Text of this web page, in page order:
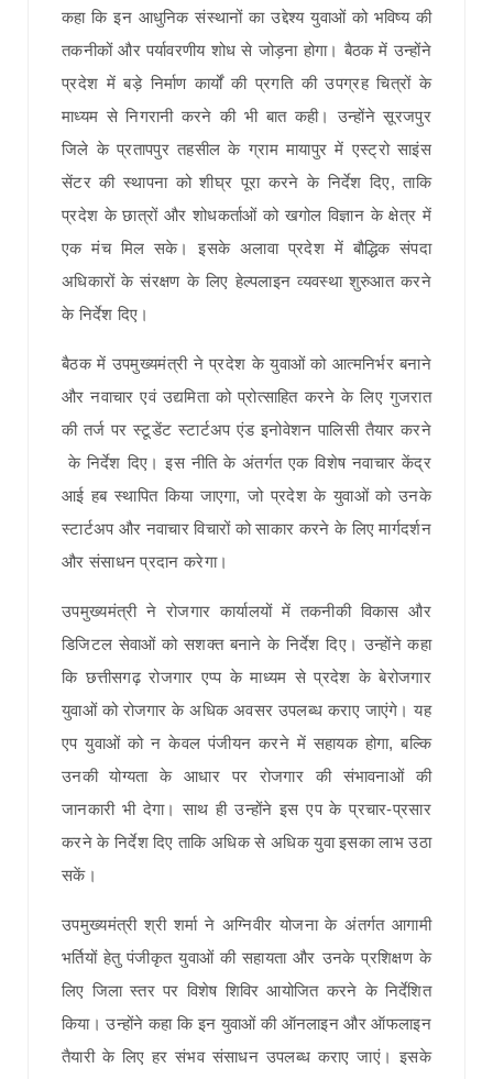
कहा कि इन आधुनिक संस्थानों का उद्देश्य युवाओं को भविष्य की
तकनीकों और पर्यावरणीय शोध से जोड़ना होगा। बैठक में उन्होंने
प्रदेश में बड़े निर्माण कार्यों की प्रगति की उपग्रह चित्रों के
माध्यम से निगरानी करने की भी बात कही। उन्होंने सूरजपुर
जिले के प्रतापपुर तहसील के ग्राम मायापुर में एस्ट्रो साइंस
सेंटर की स्थापना को शीघ्र पूरा करने के निर्देश दिए, ताकि
प्रदेश के छात्रों और शोधकर्ताओं को खगोल विज्ञान के क्षेत्र में
एक मंच मिल सके। इसके अलावा प्रदेश में बौद्धिक संपदा
अधिकारों के संरक्षण के लिए हेल्पलाइन व्यवस्था शुरुआत करने
के निर्देश दिए।
बैठक में उपमुख्यमंत्री ने प्रदेश के युवाओं को आत्मनिर्भर बनाने
और नवाचार एवं उद्यमिता को प्रोत्साहित करने के लिए गुजरात
की तर्ज पर स्टूडेंट स्टार्टअप एंड इनोवेशन पालिसी तैयार करने
के निर्देश दिए। इस नीति के अंतर्गत एक विशेष नवाचार केंद्र
आई हब स्थापित किया जाएगा, जो प्रदेश के युवाओं को उनके
स्टार्टअप और नवाचार विचारों को साकार करने के लिए मार्गदर्शन
और संसाधन प्रदान करेगा।
उपमुख्यमंत्री ने रोजगार कार्यालयों में तकनीकी विकास और
डिजिटल सेवाओं को सशक्त बनाने के निर्देश दिए। उन्होंने कहा
कि छत्तीसगढ़ रोजगार एप्प के माध्यम से प्रदेश के बेरोजगार
युवाओं को रोजगार के अधिक अवसर उपलब्ध कराए जाएंगे। यह
एप युवाओं को न केवल पंजीयन करने में सहायक होगा, बल्कि
उनकी योग्यता के आधार पर रोजगार की संभावनाओं की
जानकारी भी देगा। साथ ही उन्होंने इस एप के प्रचार-प्रसार
करने के निर्देश दिए ताकि अधिक से अधिक युवा इसका लाभ उठा
सकें।
उपमुख्यमंत्री श्री शर्मा ने अग्निवीर योजना के अंतर्गत आगामी
भर्तियों हेतु पंजीकृत युवाओं की सहायता और उनके प्रशिक्षण के
लिए जिला स्तर पर विशेष शिविर आयोजित करने के निर्देशित
किया। उन्होंने कहा कि इन युवाओं की ऑनलाइन और ऑफलाइन
तैयारी के लिए हर संभव संसाधन उपलब्ध कराए जाएं। इसके